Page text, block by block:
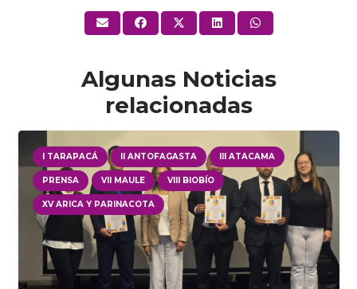
Algunas Noticias
relacionadas
I TARAPACÁ II ANTOFAGASTA III ATACAMA
PRENSA VII MAULE VIII BIOBÍO
XV ARICA Y PARINACOTA